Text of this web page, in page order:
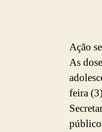
Ação
As
feira
público